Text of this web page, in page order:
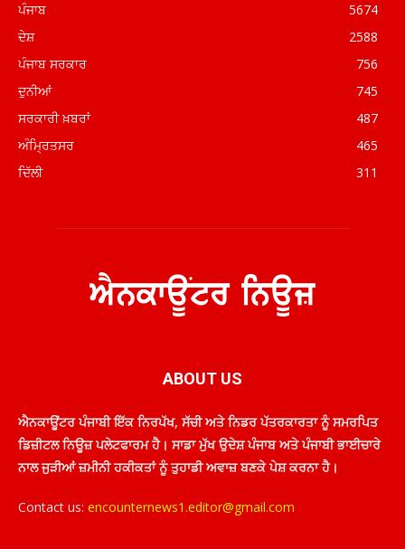
ਪੰਜਾਬ
5674
ਦੇਸ਼
2588
ਪੰਜਾਬ ਸਰਕਾਰ
756
ਦੁਨੀਆਂ
745
ਸਰਕਾਰੀ ਖ਼ਬਰਾਂ
487
ਅੰਮ੍ਰਿਤਸਰ
465
ਦਿੱਲੀ
311
ABOUT US
ਐਨਕਾਊਂਟਰ ਪੰਜਾਬੀ ਇੱਕ ਨਿਰਪੱਖ, ਸੱਚੀ ਅਤੇ ਨਿਡਰ ਪੱਤਰਕਾਰਤਾ ਨੂੰ ਸਮਰਪਿਤ
ਡਿਜ਼ੀਟਲ ਨਿਊਜ਼ ਪਲੇਟਫਾਰਮ ਹੈ। ਸਾਡਾ ਮੁੱਖ ਉਦੇਸ਼ ਪੰਜਾਬ ਅਤੇ ਪੰਜਾਬੀ ਭਾਈਚਾਰੇ
ਨਾਲ ਜੁੜੀਆਂ ਜ਼ਮੀਨੀ ਹਕੀਕਤਾਂ ਨੂੰ ਤੁਹਾਡੀ ਅਵਾਜ਼ ਬਣਕੇ ਪੇਸ਼ ਕਰਨਾ ਹੈ।
Contact us: encounternews1.editor@gmail.com